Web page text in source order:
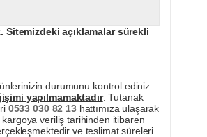
Sitemizdeki açıklamalar sürekli
durumunu kontrol ediniz.
yapılmamaktadır. Tutanak
0533 030 82 13hattımıza ulaşarak
veriliş tarihinden itibaren
ve teslimat süreleri